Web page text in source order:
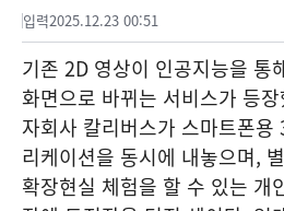
입력2025.12.23 00:51
기존 2D 영상이 인공지능을 통
화면으로 바뀌는 서비스가 등
자회사 칼리버스가 스마트폰용
리케이션을 동시에 내놓으며,
확장현실 체험을 할 수 있는 개